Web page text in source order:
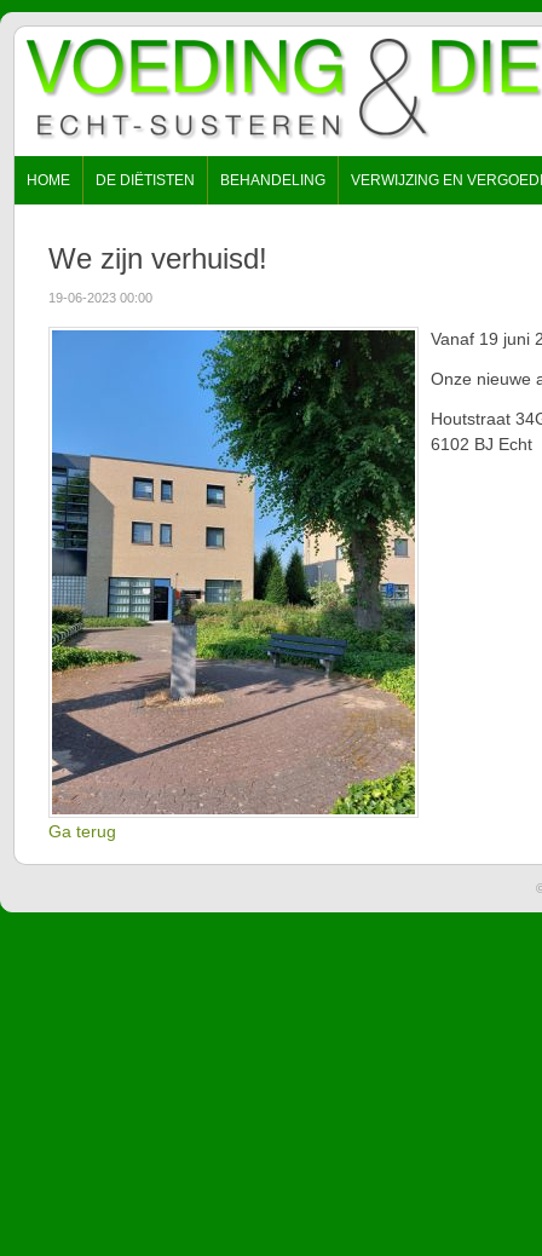
NAVIGATIE
HOME DE DIËTISTEN BEHANDELING VERWIJZING EN
We zijn verhuisd!
19-06-2023 00:00
Vanaf 19 juni
Onze nieuwe
Houtstraat
6102 BJ Echt
Ga terug